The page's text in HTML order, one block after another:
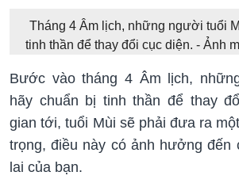
Tháng 4 Âm lịch, những người tuổi
tinh thần để thay đổi cục diện. - Ảnh
Bước vào tháng 4 Âm lịch,
hãy chuẩn bị tinh thần để thay
gian tới, tuổi Mùi sẽ phải đưa ra
trọng, điều này có ảnh hưởng đến
lai của bạn.